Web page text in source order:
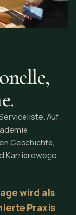
Auf
Geschichte,
Karrierewege
wird als
Praxis